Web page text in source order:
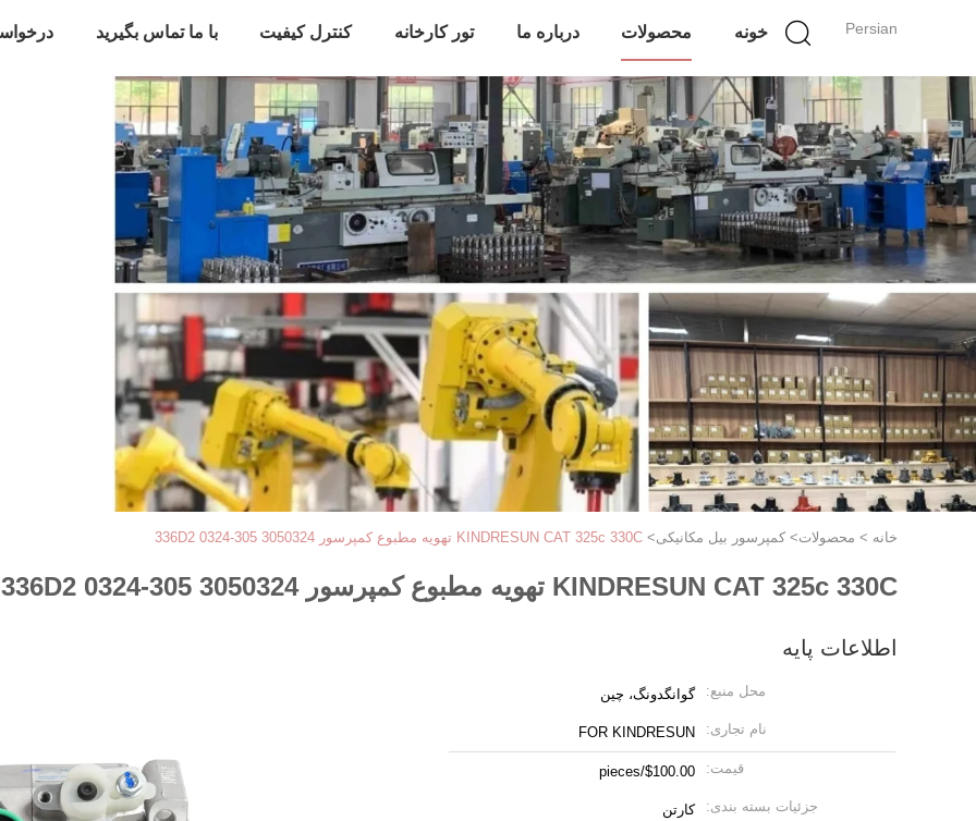
Persian خونه محصولات درباره ما تور کارخانه کنترل کیفیت با ما تماس بگیرید
خانه > محصولات> کمپرسور بیل مکانیکی> KINDRESUN CAT 325c 330C تهویه مطبوع کمپرسور 3050324 305-0324 336D2
KINDRESUN CAT 325c 330C تهویه مطبوع کمپرسور 3050324 305-0324 336D2
اطلاعات پایه
محل منبع: گوانگدونگ، چین
نام تجاری: FOR KINDRESUN
قیمت: $100.00/pieces
جزئیات بسته بندی: کارتن